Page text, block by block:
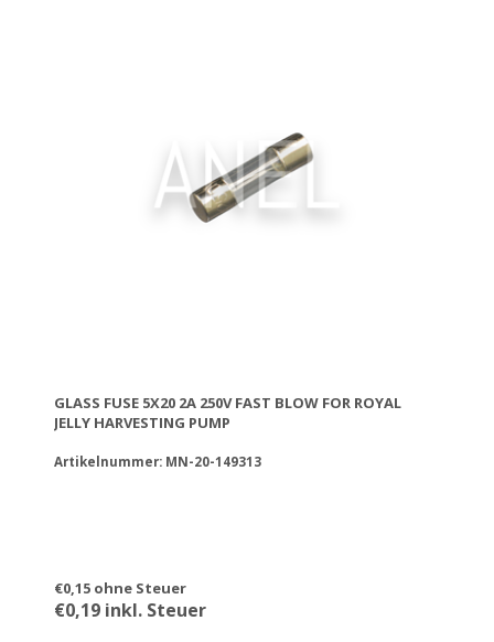
GLASS FUSE 5X20 2A 250V FAST BLOW FOR ROYAL
JELLY HARVESTING PUMP
Artikelnummer: MN-20-149313
€0,15 ohne Steuer
€0,19 inkl. Steuer